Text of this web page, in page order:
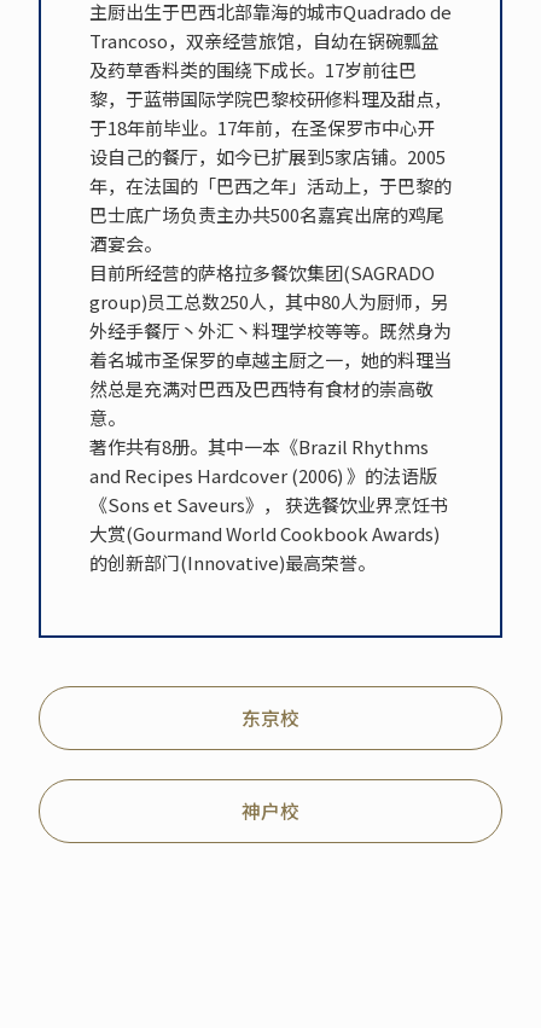
主厨出生于巴西北部靠海的城市Quadrado de
Trancoso，双亲经营旅馆，自幼在锅碗瓢盆
及药草香料类的围绕下成长。17岁前往巴
黎，于蓝带国际学院巴黎校研修料理及甜点，
于18年前毕业。17年前，在圣保罗市中心开
设自己的餐厅，如今已扩展到5家店铺。2005
年，在法国的「巴西之年」活动上，于巴黎的
巴士底广场负责主办共500名嘉宾出席的鸡尾
酒宴会。
目前所经营的萨格拉多餐饮集团(SAGRADO
group)员工总数250人，其中80人为厨师，另
外经手餐厅丶外汇丶料理学校等等。既然身为
着名城市圣保罗的卓越主厨之一，她的料理当
然总是充满对巴西及巴西特有食材的崇高敬
意。
著作共有8册。其中一本《Brazil Rhythms
and Recipes Hardcover (2006) 》的法语版
《Sons et Saveurs》， 获选餐饮业界烹饪书
大赏(Gourmand World Cookbook Awards)
的创新部门(Innovative)最高荣誉。
东京校
神户校